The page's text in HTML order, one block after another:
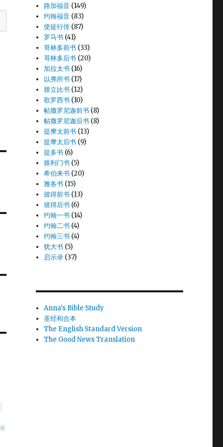
尼
路加福音 (149)
约翰福音 (83)
使徒行传 (87)
罗马书 (41)
哥林多前书 (33)
哥林多后书 (20)
加拉太书 (16)
以弗所书 (17)
腓立比书 (12)
歌罗西书 (10)
帖撒罗尼迦前书 (8)
帖撒罗尼迦后书 (8)
提摩太前书 (13)
提摩太后书 (9)
提多书 (6)
腓利门书 (5)
希伯来书 (20)
雅各书 (15)
彼得前书 (13)
彼得后书 (6)
约翰一书 (14)
约翰二书 (4)
约翰三书 (4)
犹大书 (5)
启示录 (37)
Anna's Bible Study
圣经和合本
The English Standard Version
The Good News Translation